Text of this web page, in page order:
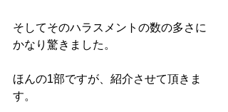
そしてそのハラスメントの数の多さに
かなり驚きました。
ほんの1部ですが、紹介させて頂きま
す。